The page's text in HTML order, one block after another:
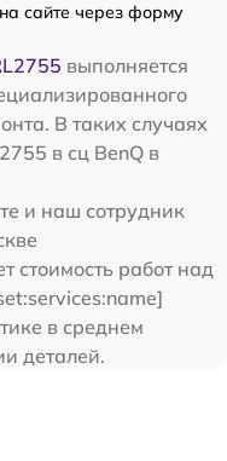
сайте через форму
выполняется
В таких случаях
в сц BenQ в
и наш сотрудник
стоимость работ над
в среднем
деталей.